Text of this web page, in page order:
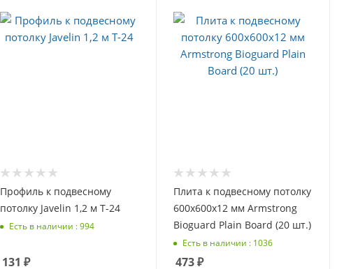
Профиль к подвесному
потолку Javelin 1,2 м Т-24
Есть в наличии : 994
131 ₽
Плита к подвесному потолку
600х600х12 мм Armstrong
Bioguard Plain Board (20 шт.)
Есть в наличии : 1036
473₽